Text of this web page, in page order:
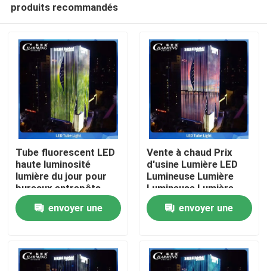
Aperçu
VR Show
produits recommandés
Tube fluorescent LED
haute luminosité
lumière du jour pour
bureaux entrepôts
corps de lampe en
aluminiumenvoyer une
Vente à chaud Prix
d'usine Lumière LED
Lumineuse Lumière
Lumineuse Lumière
LED Super Brillante
Lumière LED TUBE
TUBE
envoyer une